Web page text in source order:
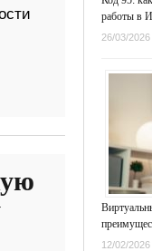
работы в
26/03/2026
12/02/2026